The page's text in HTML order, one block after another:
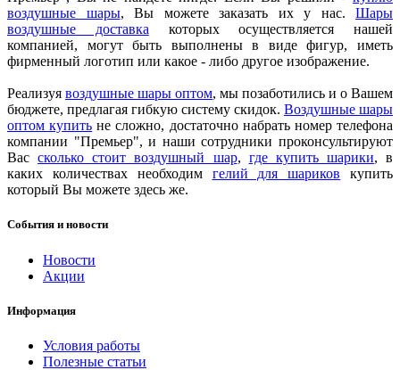
воздушные шары, Вы можете заказать их у нас. Шары
воздушные доставка которых осуществляется нашей
компанией, могут быть выполнены в виде фигур, иметь
фирменный логотип или какое - либо другое изображение.
Реализуя воздушные шары оптом, мы позаботились и о Вашем
бюджете, предлагая гибкую систему скидок. Воздушные шары
оптом купить не сложно, достаточно набрать номер телефона
компании "Премьер", и наши сотрудники проконсультируют
Вассколько стоит воздушный шар, где купить шарики, в
каких количествах необходим гелий для шариков купить
который Вы можете здесь же.
События и новости
Новости
Акции
Информация
Условия работы
Полезные статьи